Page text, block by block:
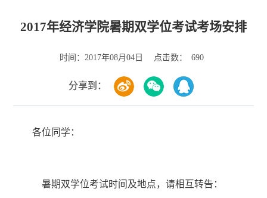
2017年经济学院暑期双学位考试考场安排
时间： 2017年08月04日 点击数： 690
分享到：
各位同学：
暑期双学位考试时间及地点，请相互转告：